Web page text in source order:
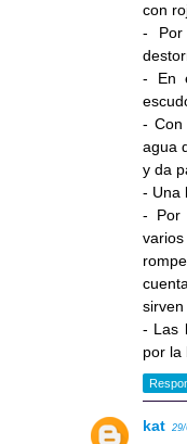
con
-
- En
- Con
agua
y da
- Una
- Por
- Las
por la
kat